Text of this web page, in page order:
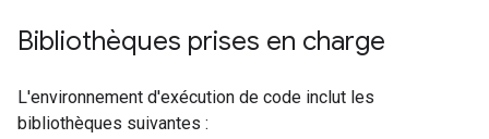
Bibliothèques prises en charge
L'environnement d'exécution de code inclut les
bibliothèques suivantes :